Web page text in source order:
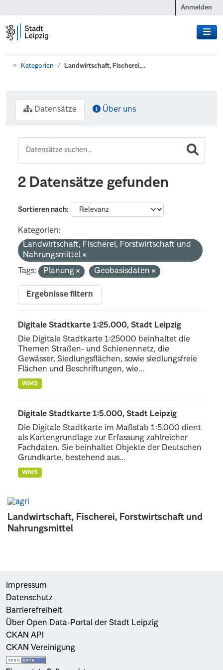
Anmelden
Kategorien Landwirtschaft, Fischerei,...
Landwirtschaft, Fischerei, Forstwirtschaft und
Nahrungsmittel
Datensätze Über uns
2 Datensätze gefunden
Sortieren nach
Kategorien:
Landwirtschaft, Fischerei, Forstwirtschaft und
Nahrungsmittel
Tags:
Planung Geobasisdaten
Ergebnisse filtern
Digitale Stadtkarte 1:25.000, Stadt Leipzig
Die Digitale Stadtkarte 1:25000 beinhaltet die
Themen Straßen- und Schienennetz, die
Gewässer, Siedlungsflächen, sowie siedlungsfreie
Flächen und Beschriftungen, wie...
WMS
Digitale Stadtkarte 1:5.000, Stadt Leipzig
Die Digitale Stadtkarte im Maßstab 1:5.000 dient
als Kartengrundlage zur Erfassung zahlreicher
Fachdaten. Sie beinhaltet Objekte der Deutschen
Grundkarte, bestehend aus...
WMS
Impressum
Datenschutz
Barrierefreiheit
Über Open Data-Portal der Stadt Leipzig
CKAN API
CKAN Vereinigung